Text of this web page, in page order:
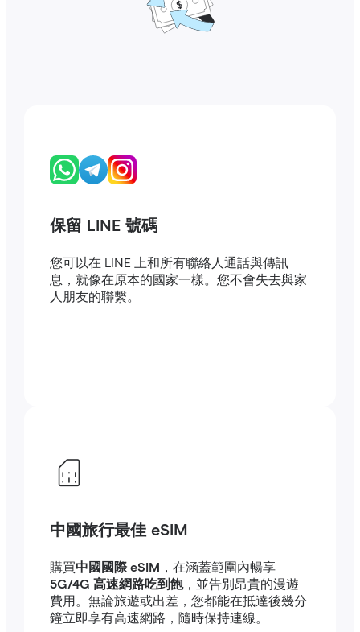
保留 LINE 號碼
您可以在 LINE 上和所有聯絡人通話與傳訊
息，就像在原本的國家一樣。您不會失去與家
人朋友的聯繫。
中國旅行最佳 eSIM
購買中國國際 eSIM
，在涵蓋範圍內暢享
5G/4G 高速網路吃到飽，並告別昂貴的漫遊
費用。無論旅遊或出差，您都能在抵達後幾分
鐘立即享有高速網路，隨時保持連線。